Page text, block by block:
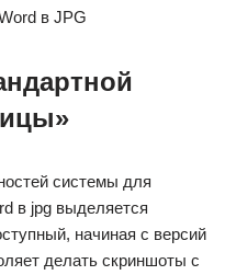
системы для
в jpg выделяется
начиная с версий
делать скриншоты с